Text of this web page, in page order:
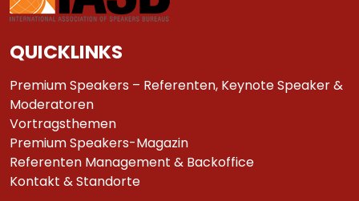
QUICKLINKS
Premium Speakers – Referenten, Keynote Speaker &
Moderatoren
Vortragsthemen
Premium Speakers-Magazin
Referenten Management & Backoffice
Kontakt & Standorte